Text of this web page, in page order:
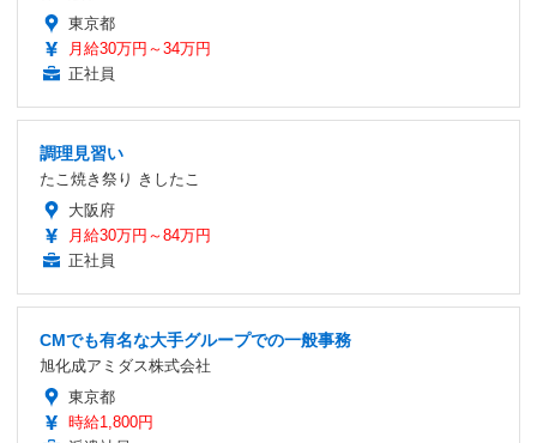
東京都
月給30万円～34万円
正社員
調理見習い
たこ焼き祭り きしたこ
大阪府
月給30万円～84万円
正社員
CMでも有名な大手グループでの一般事務
旭化成アミダス株式会社
東京都
時給1,800円